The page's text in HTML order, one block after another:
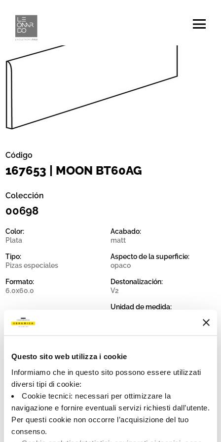
Questo sito web utilizza i cookie
Informiamo che in questo sito possono essere utilizzati
diversi tipi di cookie:
Cookie tecnici: necessari per ottimizzare la
navigazione e fornire eventuali servizi richiesti dall’utente.
Per questi cookie non occorre l’acquisizione del tuo
consenso.
Código
167653 | MOON BT60AG
Colección
00698
Color:
Plata
Tipo:
Pizas especiales
Formato:
6.0x60.0
Acabado:
matt
Aspecto de la superficie:
opaco
Destonalización:
V2
Unidad de medida:
Share: